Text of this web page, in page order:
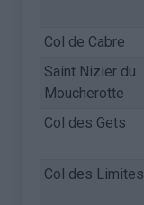
Col de Cabre
Saint Nizier du
Moucherotte
Col des Gets
Col des Limites